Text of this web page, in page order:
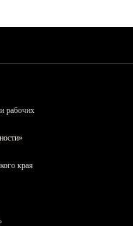
рабочих
края